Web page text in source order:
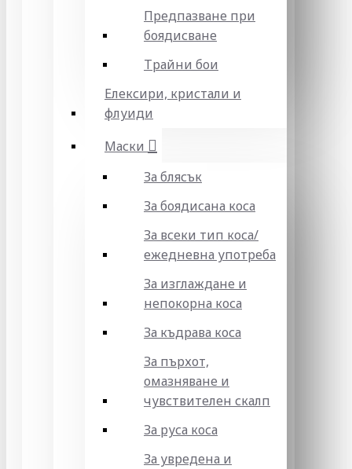
Предпазване при
боядисване
Трайни бои
Елексири, кристали и
флуиди
Маски
За блясък
За боядисана коса
За всеки тип коса/
ежедневна употреба
За изглаждане и
непокорна коса
За къдрава коса
За пърхот,
омазняване и
чувствителен скалп
За руса коса
За увредена и